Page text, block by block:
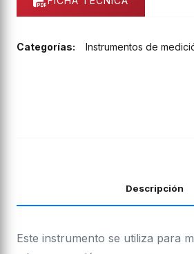
Categorías: Instrumentos de
Descripción
Este instrumento se utiliza para